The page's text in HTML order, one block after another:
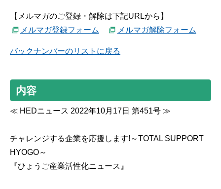
【メルマガのご登録・解除は下記URLから】
メルマガ登録フォーム
メルマガ解除フォーム
バックナンバーのリストに戻る
内容
≪ HEDニュース 2022年10月17日 第451号 ≫
チャレンジする企業を応援します!～TOTAL SUPPORT
HYOGO～
『ひょうご産業活性化ニュース』